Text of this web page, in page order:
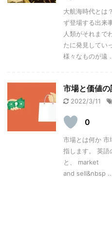
大航海時代とは
ず登場する出来
人類がそれまで
たに発見してい
様々なものが遠
市場と価値の
2022/3/11
0
市場とは何か 市
指します。 英語
と、 market
and sell&nbsp ...